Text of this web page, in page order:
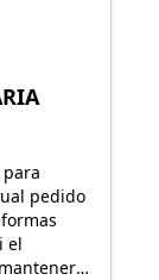
pedido
el
o